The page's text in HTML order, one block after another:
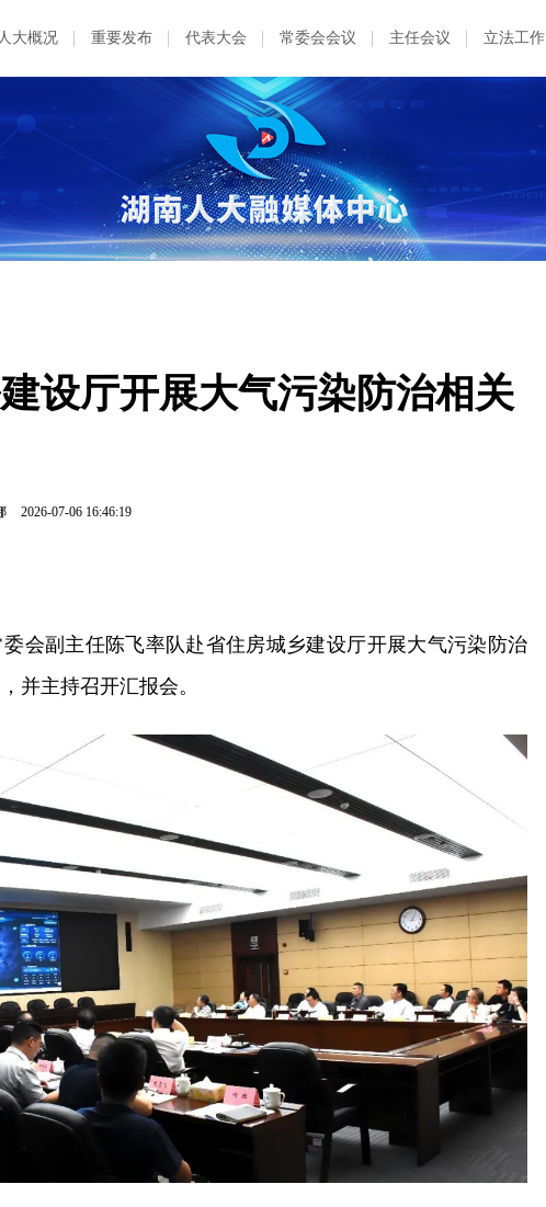
人大概况 重要发布 代表大会 常委会会议 主任会议 立法工作
设厅开展大气污染防治相关
2026-07-06 16:46:19
会副主任陈飞率队赴省住房城乡建设厅开展大气污染防治
并主持召开汇报会。